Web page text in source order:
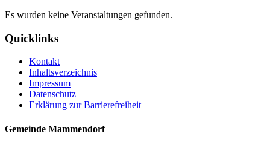
Es wurden keine Veranstaltungen gefunden.
Quicklinks
Kontakt
Inhaltsverzeichnis
Impressum
Datenschutz
Erklärung zur Barrierefreiheit
Gemeinde Mammendorf